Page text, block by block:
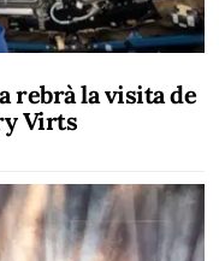
rebrà la visita de
Virts